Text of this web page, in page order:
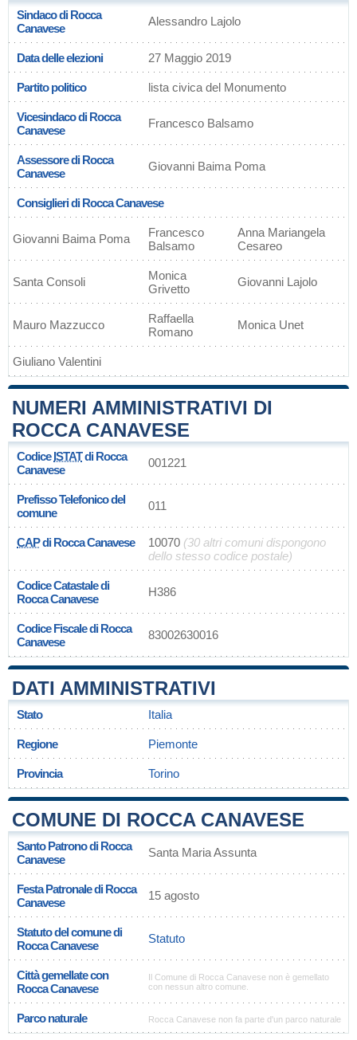
Sindaco di Rocca
Canavese
Alessandro Lajolo
Data delle elezioni 27 Maggio 2019
Partito politico lista civica del Monumento
Vicesindaco di Rocca
Canavese
Francesco Balsamo
Assessore di Rocca
Canavese
Giovanni Baima Poma
Consiglieri di Rocca Canavese
Giovanni Baima Poma
Francesco
Balsamo
Anna Mariangela
Cesareo
Santa Consoli
Monica
Grivetto
Giovanni Lajolo
Mauro Mazzucco
Raffaella
Romano
Monica Unet
Giuliano Valentini
NUMERI AMMINISTRATIVI DI
ROCCA CANAVESE
CodiceISTATdi Rocca
Canavese
001221
Prefisso Telefonico del
comune
011
CAPdi Rocca Canavese 10070 (30 altri comuni dispongono
dello stesso codice postale)
Codice Catastale di
Rocca Canavese
H386
Codice Fiscale di Rocca
Canavese
83002630016
DATI AMMINISTRATIVI
Stato Italia
Regione Piemonte
Provincia Torino
COMUNE DI ROCCA CANAVESE
Santo Patrono di Rocca
Canavese
Santa Maria Assunta
Festa Patronale di Rocca
Canavese
15 agosto
Statuto del comune di
Rocca Canavese
Statuto
Città gemellate con
Rocca Canavese
Il Comune di Rocca Canavese non è gemellato
con nessun altro comune.
Parco naturale Rocca Canavese non fa parte d'un parco naturale